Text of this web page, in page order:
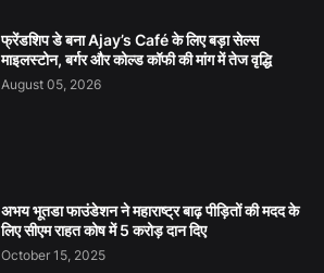
फ्रेंडशिप डे बना Ajay’s Café के लिए बड़ा सेल्स
माइलस्टोन, बर्गर और कोल्ड कॉफी की मांग में तेज वृद्धि
August 05, 2026
अभय भूतडा फाउंडेशन ने महाराष्ट्र बाढ़ पीड़ितों की मदद के
लिए सीएम राहत कोष में 5 करोड़ दान दिए
October 15, 2025